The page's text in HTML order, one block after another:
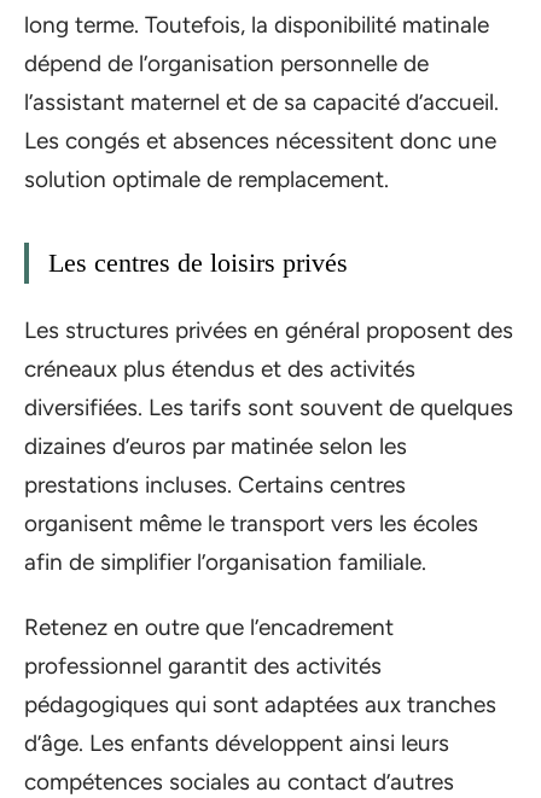
long terme. Toutefois, la disponibilité matinale
dépend de l’organisation personnelle de
l’assistant maternel et de sa capacité d’accueil.
Les congés et absences nécessitent donc une
solution optimale de remplacement.
Les centres de loisirs privés
Les structures privées en général proposent des
créneaux plus étendus et des activités
diversifiées. Les tarifs sont souvent de quelques
dizaines d’euros par matinée selon les
prestations incluses. Certains centres
organisent même le transport vers les écoles
afin de simplifier l’organisation familiale.
Retenez en outre que l’encadrement
professionnel garantit des activités
pédagogiques qui sont adaptées aux tranches
d’âge. Les enfants développent ainsi leurs
compétences sociales au contact d’autres